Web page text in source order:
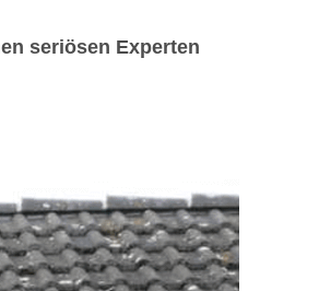
seriösen Experten